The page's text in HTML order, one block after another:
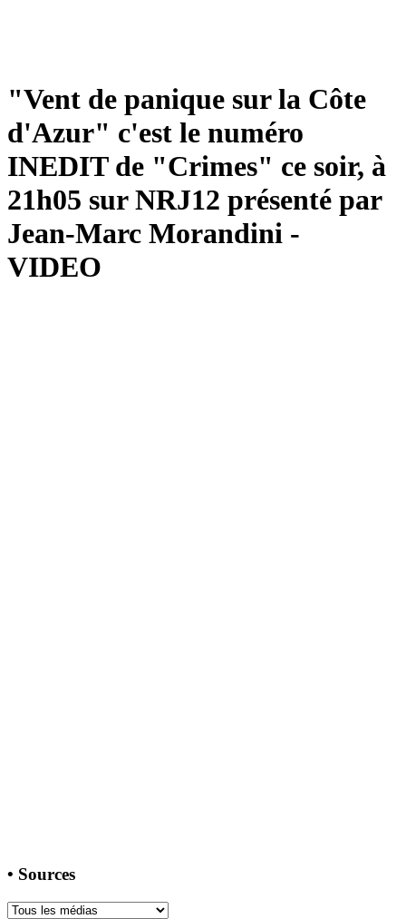
"Vent de panique sur la Côte
d'Azur" c'est le numéro
INEDIT de "Crimes" ce soir, à
21h05 sur NRJ12 présenté par
Jean-Marc Morandini -
VIDEO
• Sources